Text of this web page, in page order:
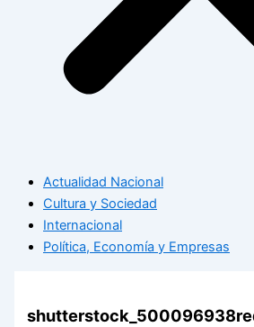
Actualidad Nacional
Cultura y Sociedad
Internacional
Política, Economía y Empresas